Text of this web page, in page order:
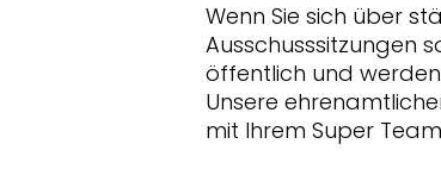
Wenn Sie sich über
Ausschusssitzungen
öffentlich und
Unsere
mit Ihrem Super